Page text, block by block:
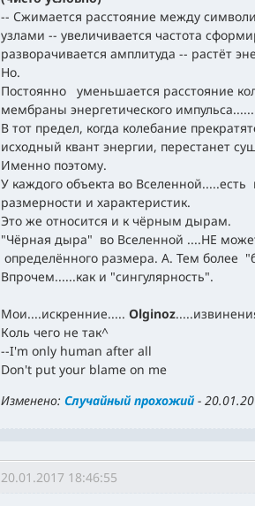
-- Сжимается расстояние между
узлами -- увеличивается частота
разворачивается амплитуда -- растёт
Но.
Постоянно уменьшается расстояние
мембраны энергетического импульса......
В тот предел, когда колебание
исходный квант энергии, перестанет
Именно поэтому.
У каждого объекта во
размерности и характеристик.
Это же относится и к чёрным дырам.
"Чёрная дыра" во Вселенной ....НЕ
определённого размера. А. Тем более
Впрочем......как и "сингулярность".
Мои....искренние..... Olginoz
Коль чего не так^
--I'm only human after all
Don't put your blame on me
Изменено: Случайный прохожий -
20.01.2017 18:46:55